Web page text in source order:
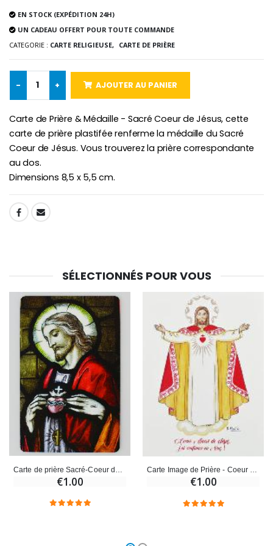
Huile d'Onction
€9.90
Bougie Neuvaine pour une Guérison - 17.5cm
EN STOCK (EXPÉDITION 24H)
UN CADEAU OFFERT POUR TOUTE COMMANDE
CATEGORIE : CARTE RELIGIEUSE, CARTE DE PRIÈRE
- + AJOUTER AU PANIER
Carte de Prière & Médaille - Sacré Coeur de Jésus, cette
carte de prière plastifée renferme la médaille du Sacré
Coeur de Jésus. Vous trouverez la prière correspondante
au dos.
Dimensions 8,5 x 5,5 cm.
SHARE:
SÉLECTIONNÉS POUR VOUS
€1.00 €1.00